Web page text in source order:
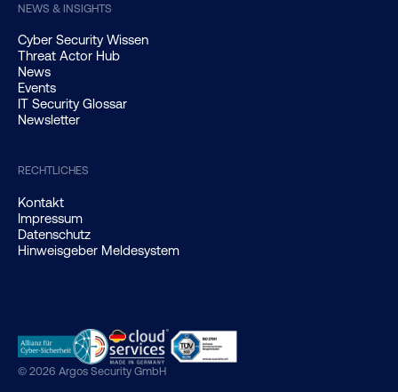
NEWS & INSIGHTS
Cyber Security Wissen
Threat Actor Hub
News
Events
IT Security Glossar
Newsletter
RECHTLICHES
Kontakt
Impressum
Datenschutz
Hinweisgeber Meldesystem
© 2026 Argos Security GmbH